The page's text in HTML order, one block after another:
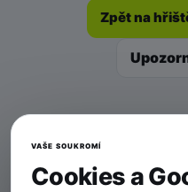
Zpět na
VAŠE SOUKROMÍ
Cookies a